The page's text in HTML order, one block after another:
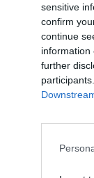
sensitive
confirm
continue
information
further
de cuvânt a